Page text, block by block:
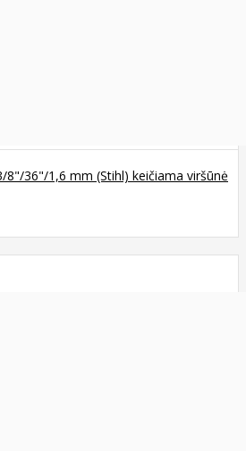
36"/1,6 mm (Stihl) keičiama viršūnė